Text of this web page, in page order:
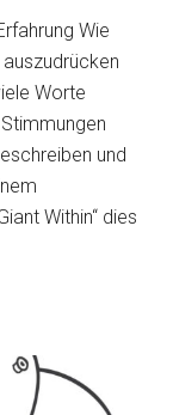
Wie
Worte
und
Within“ dies